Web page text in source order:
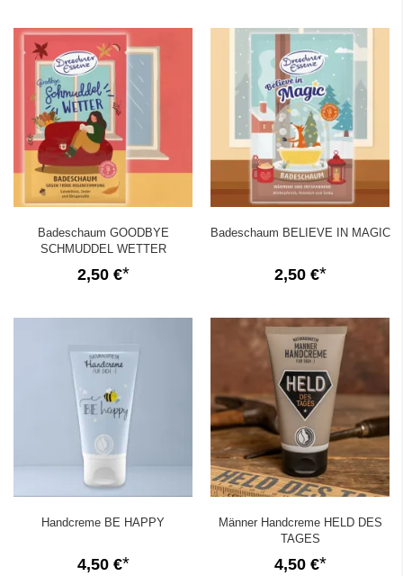
Badeschaum GOODBYE
SCHMUDDEL WETTER
2,50 €
Badeschaum BELIEVE IN MAGIC
2,50 €
Handcreme BE HAPPY
4,50 €
Männer Handcreme HELD DES
TAGES
4,50 €